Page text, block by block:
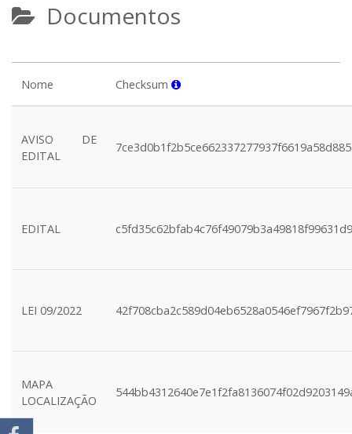
Documentos
Nome Checksum
AVISO DE
EDITAL
EDITAL
LEI 09/2022
MAPA
LOCALIZAÇÃO